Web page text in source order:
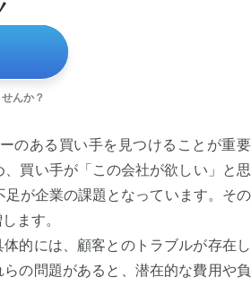
んか？
のある買い手を見つけることが重
買い手が「この会社が欲しい」と
が企業の課題となっています。そ
ます。
的には、顧客とのトラブルが存在
の問題があると、潜在的な費用や